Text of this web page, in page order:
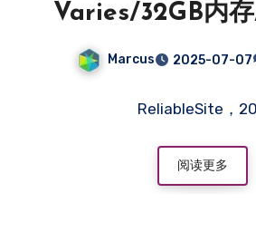
Varies/32GB内
盘/DDOS/不限流
宽/DDOS/洛杉矶/
密-主机百
Marcus 2025-07-07
ReliableSite，
阅读更多